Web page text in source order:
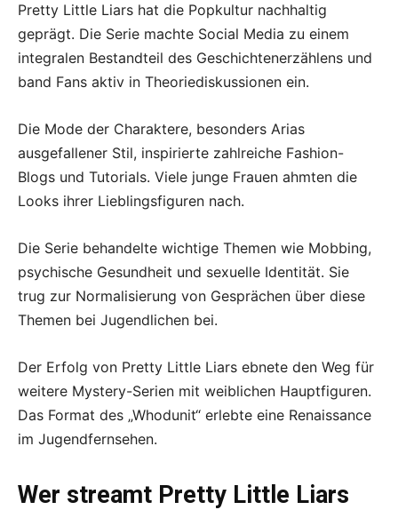
Pretty Little Liars hat die Popkultur nachhaltig
geprägt. Die Serie machte Social Media zu einem
integralen Bestandteil des Geschichtenerzählens und
band Fans aktiv in Theoriediskussionen ein.
Die Mode der Charaktere, besonders Arias
ausgefallener Stil, inspirierte zahlreiche Fashion-
Blogs und Tutorials. Viele junge Frauen ahmten die
Looks ihrer Lieblingsfiguren nach.
Die Serie behandelte wichtige Themen wie Mobbing,
psychische Gesundheit und sexuelle Identität. Sie
trug zur Normalisierung von Gesprächen über diese
Themen bei Jugendlichen bei.
Der Erfolg von Pretty Little Liars ebnete den Weg für
weitere Mystery-Serien mit weiblichen Hauptfiguren.
Das Format des „Whodunit“ erlebte eine Renaissance
im Jugendfernsehen.
Wer streamt Pretty Little Liars